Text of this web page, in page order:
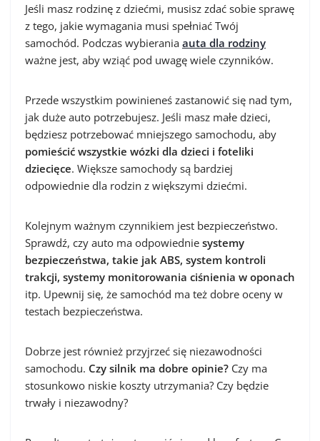
Jeśli masz rodzinę z dziećmi, musisz zdać sobie sprawę
z tego, jakie wymagania musi spełniać Twój
samochód. Podczas wybierania auta dla rodziny
ważne jest, aby wziąć pod uwagę wiele czynników.
Przede wszystkim powinieneś zastanowić się nad tym,
jak duże auto potrzebujesz. Jeśli masz małe dzieci,
będziesz potrzebować mniejszego samochodu, aby
pomieścić wszystkie wózki dla dzieci i foteliki
dziecięce. Większe samochody są bardziej
odpowiednie dla rodzin z większymi dziećmi.
Kolejnym ważnym czynnikiem jest bezpieczeństwo.
Sprawdź, czy auto ma odpowiednie systemy
bezpieczeństwa, takie jak ABS, system kontroli
trakcji, systemy monitorowania ciśnienia w oponach
itp. Upewnij się, że samochód ma też dobre oceny w
testach bezpieczeństwa.
Dobrze jest również przyjrzeć się niezawodności
samochodu. Czy silnik ma dobre opinie? Czy ma
stosunkowo niskie koszty utrzymania? Czy będzie
trwały i niezawodny?